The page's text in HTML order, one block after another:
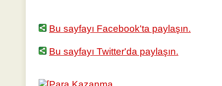
Bu sayfayı Facebook'ta paylaşın.
Bu sayfayı Twitter'da paylaşın.